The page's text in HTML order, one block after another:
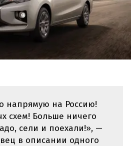
напрямую на Россию!
схем! Больше ничего
сели и поехали!», —
в описании одного